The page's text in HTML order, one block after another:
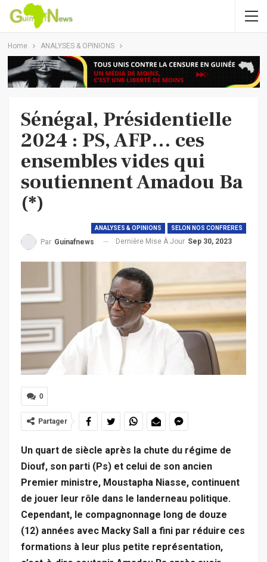
Home ANALYSES & OPINIONS
Sénégal, Présidentielle
2024 : PS, AFP… ces
ensembles vides qui
soutiennent Amadou Ba
(*)
ANALYSES & OPINIONS SELON NOS CONFRERES
Par Guinafnews Dernière Mise À Jour Sep 30, 2023
0
Partager
Un quart de siècle après la chute du régime de
Diouf, son parti (Ps) et celui de son ancien
Premier ministre, Moustapha Niasse, continuent
de jouer leur rôle dans le landerneau politique.
Cependant, le compagnonnage long de douze
(12) années avec Macky Sall a fini par réduire ces
formations à leur plus petite représentation,